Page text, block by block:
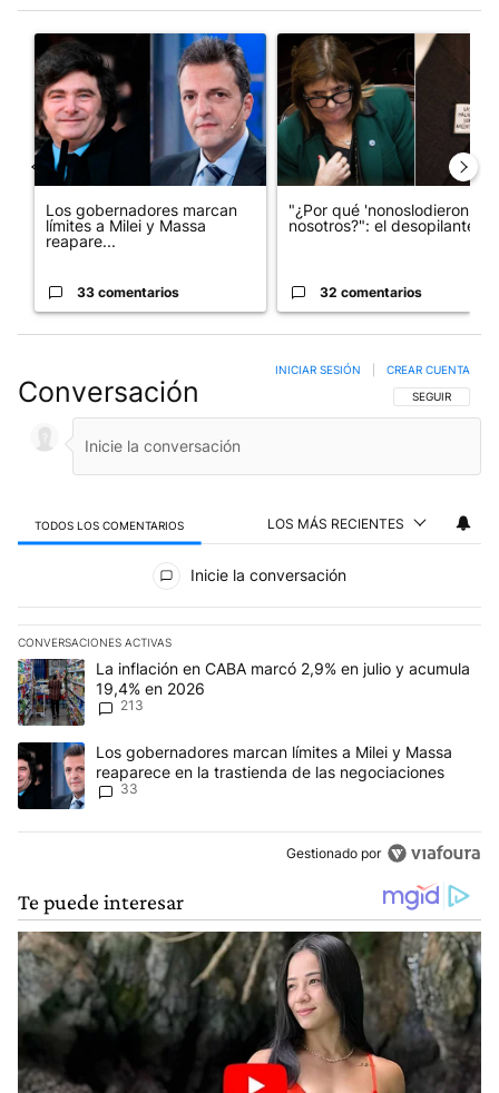
Este listado muestra los artículos con más comentarios en los
Un artículo de tendencia con el título "Los gobernadores
Los gobernadores marcan
límites a Milei y Massa
reapare...
33 comentarios
Un artículo de tendencia con
"¿Por qué 'nonoslodieron' a
nosotros?": el desopilante ...
32 comentarios
Conversación SIGA ESTA
SEGUIR
INICIAR SESIÓN CREAR CUENTA
TODOS LOS COMENTARIOS LOS MÁS RECIENTES
Inicie la conversación
CONVERSACIONES ACTIVAS
Este listado muestra los artículos con más comentarios en los
Un artículo de tendencia con el título "La inflación en CABA
La inflación en CABA marcó 2,9% en julio y acumula
19,4% en 2026
213
Un artículo de tendencia con el título "Los gobernadores
Los gobernadores marcan límites a Milei y Massa
reaparece en la trastienda de las negociaciones
33
Gestionado por